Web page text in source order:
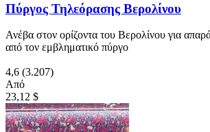
Πύργος Τηλεόρασης Βερολίνου
Ανέβα στον ορίζοντα του Βερολίνου για
από τον εμβληματικό πύργο
4,6 (3.207)
Από
23,12 $